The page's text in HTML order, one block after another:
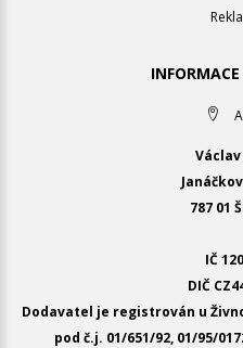
787 01
IČ
DIČ
Dodavatel je registrován u
pod č.j. 01/651/92, 01/95/